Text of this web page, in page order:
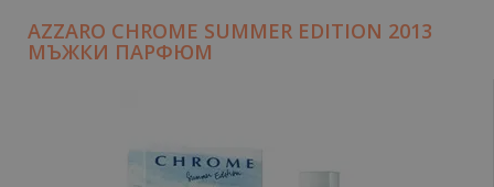
AZZARO CHROME SUMMER EDITION 2013
МЪЖКИ ПАРФЮМ